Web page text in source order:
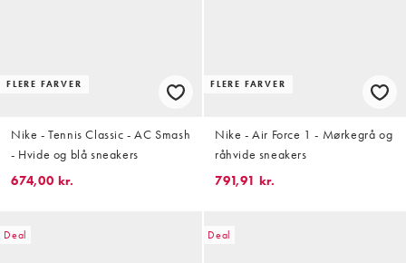
FLERE FARVER
Nike - Tennis Classic - AC Smash
- Hvide og blå sneakers
674,00 kr.
FLERE FARVER
Nike - Air Force 1 - Mørkegrå og
råhvide sneakers
791,91 kr.
Deal Deal